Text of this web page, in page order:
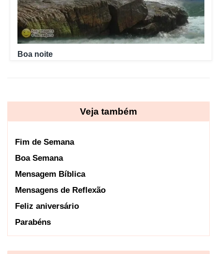
Boa noite
Veja também
Fim de Semana
Boa Semana
Mensagem Bíblica
Mensagens de Reflexão
Feliz aniversário
Parabéns